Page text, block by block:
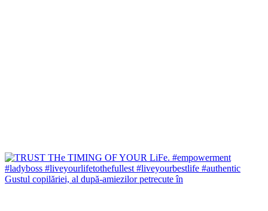
Gustul copilăriei, al după-amiezilor petrecute în